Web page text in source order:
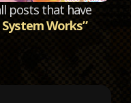
posts that have
System Works”